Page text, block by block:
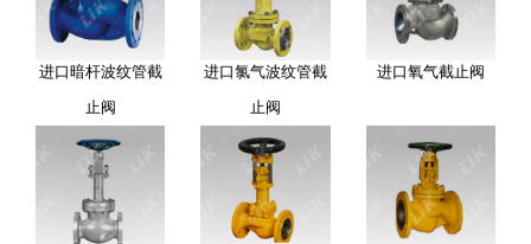
进口暗杆波纹管截
止阀
进口氯气波纹管截
止阀
进口氧气截止阀